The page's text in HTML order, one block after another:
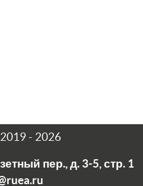
- 2026
пер., д. 3-5, стр. 1